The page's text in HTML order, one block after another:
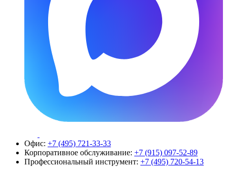
Офис: +7 (495) 721-33-33
Корпоративное обслуживание: +7 (915) 097-52-89
Профессиональный инструмент: +7 (495) 720-54-13